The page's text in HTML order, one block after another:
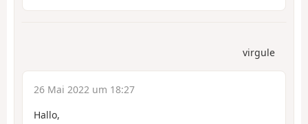
virgule
26 Mai 2022 um 18:27
Hallo,